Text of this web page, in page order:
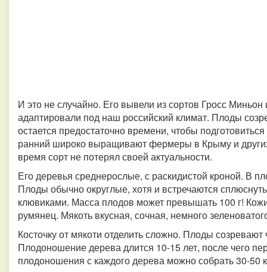
И это не случайно. Его вывели из сортов Гросс
адаптировали под наш российский климат. Плоды
остается предостаточно времени, чтобы
ранний широко выращивают фермеры в Крыму и
время сорт не потерял своей актуальности.
Его деревья среднерослые, с раскидистой кроной. В
Плоды обычно округлые, хотя и встречаются
клювиками. Масса плодов может превышать 100 г!
румянец. Мякоть вкусная, сочная, немного
Косточку от мякоти отделить сложно. Плоды
Плодоношение дерева длится 10-15 лет, после чего
плодоношения с каждого дерева можно собрать 30-50